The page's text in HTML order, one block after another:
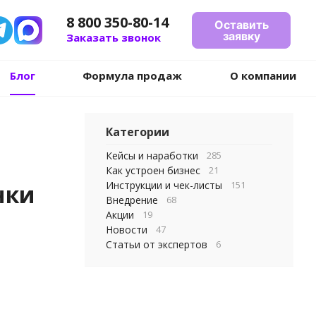
8 800 350-80-14
Заказать звонок
Оставить
заявку
Блог Формула продаж О компании
Категории
Кейсы и наработки 285
Как устроен бизнес 21
Инструкции и чек-листы 151
Внедрение 68
Акции 19
Новости 47
Статьи от экспертов 6